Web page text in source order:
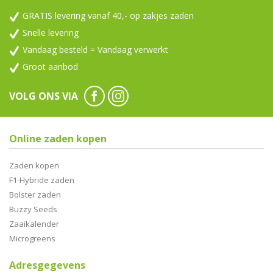
GRATIS levering vanaf 40,- op zakjes zaden
Snelle levering
Vandaag besteld = Vandaag verwerkt
Groot aanbod
VOLG ONS VIA
Online zaden kopen
Zaden kopen
F1-Hybride zaden
Bolster zaden
Buzzy Seeds
Zaaikalender
Microgreens
Adresgegevens